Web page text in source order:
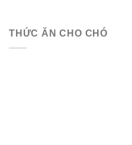
THỨC ĂN CHO CHÓ